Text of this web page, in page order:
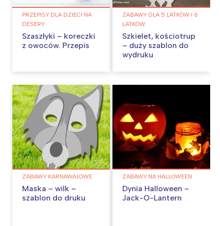
PRZEPISY DLA DZIECI NA
DESERY
Szaszłyki – koreczki
z owoców. Przepis
ZABAWY DLA 5 LATKÓW I 6
LATKÓW
Szkielet, kościotrup
– duży szablon do
wydruku
ZABAWY KARNAWAŁOWE
Maska – wilk –
szablon do druku
ZABAWY NA HALLOWEEN
Dynia Halloween –
Jack-O-Lantern